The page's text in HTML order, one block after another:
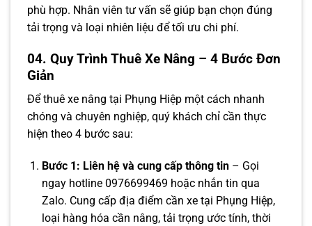
phù hợp. Nhân viên tư vấn sẽ giúp bạn chọn đúng
tải trọng và loại nhiên liệu để tối ưu chi phí.
04. Quy Trình Thuê Xe Nâng – 4 Bước Đơn
Giản
Để thuê xe nâng tại Phụng Hiệp một cách nhanh
chóng và chuyên nghiệp, quý khách chỉ cần thực
hiện theo 4 bước sau:
Bước 1: Liên hệ và cung cấp thông tin– Gọi
ngay hotline 0976699469 hoặc nhắn tin qua
Zalo. Cung cấp địa điểm cần xe tại Phụng Hiệp,
loại hàng hóa cần nâng, tải trọng ước tính, thời